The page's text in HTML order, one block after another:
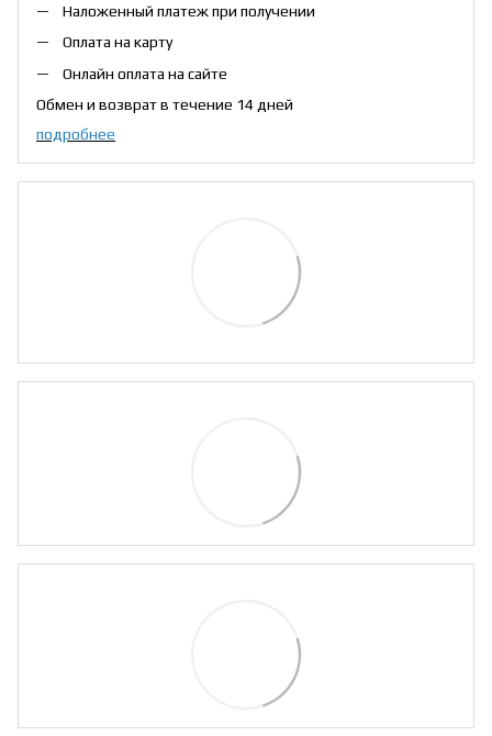
Наложенный платеж при получении
Оплата на карту
Онлайн оплата на сайте
Обмен и возврат в течение 14 дней
подробнее